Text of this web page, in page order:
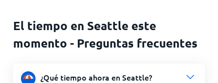
El tiempo en Seattle este
momento - Preguntas frecuentes
¿Qué tiempo ahora en Seattle?